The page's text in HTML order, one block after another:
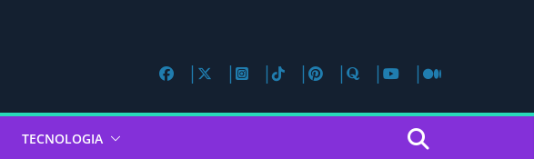
TECNOLOGIA